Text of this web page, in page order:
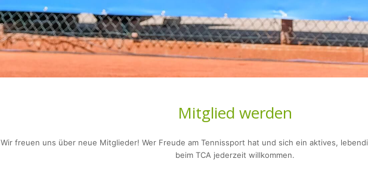
Mitglied werden
Wir freuen uns über neue Mitglieder! Wer Freude am Tennissport hat und sich ein aktives,
beim TCA jederzeit willkommen.